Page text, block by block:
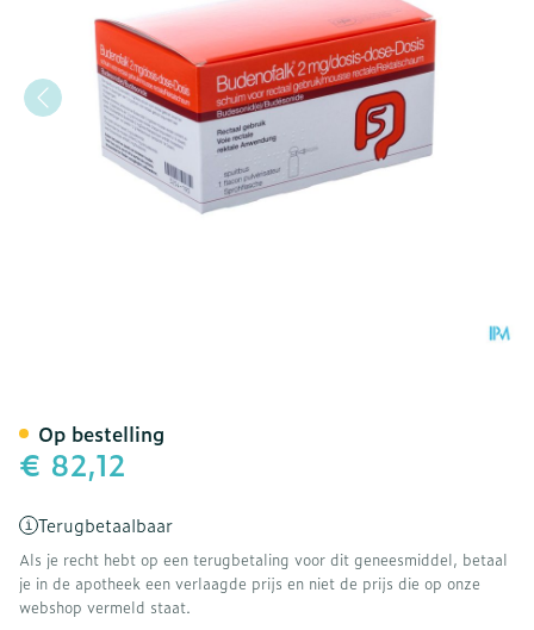
€ 82,12
Terugbetaalbaar
Als je recht hebt op een terugbetaling voor dit geneesmiddel, betaal
je in de apotheek een verlaagde prijs en niet de prijs die op onze
webshop vermeld staat.
Op bestelling